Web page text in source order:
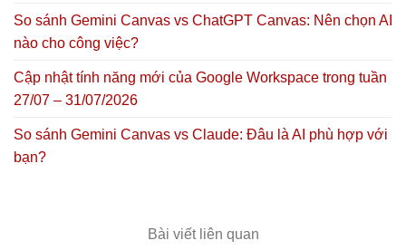
So sánh Gemini Canvas vs ChatGPT Canvas: Nên chọn AI
nào cho công việc?
Cập nhật tính năng mới của Google Workspace trong tuần
27/07 – 31/07/2026
So sánh Gemini Canvas vs Claude: Đâu là AI phù hợp với
bạn?
Bài viết liên quan